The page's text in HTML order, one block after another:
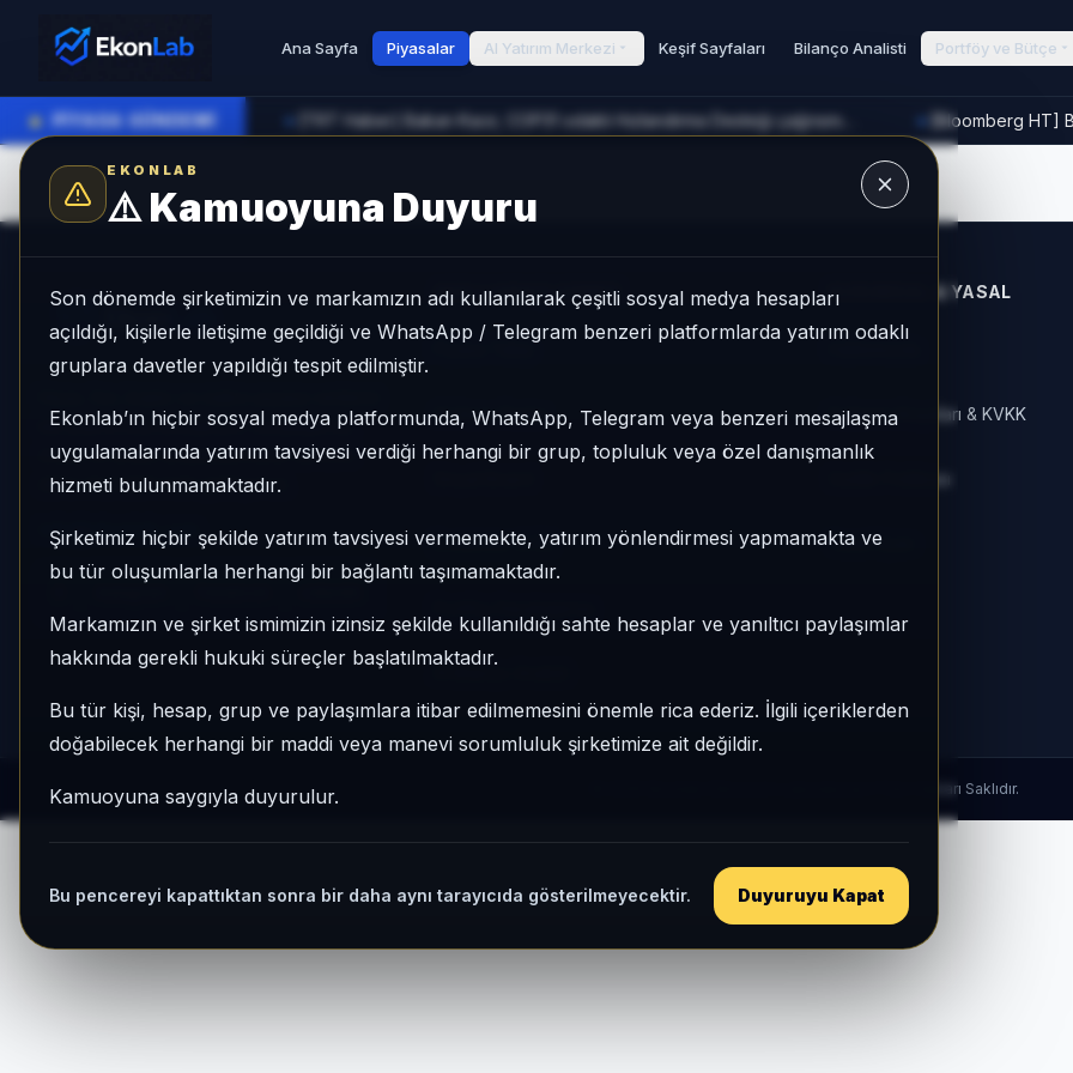
Ana Sayfa Piyasalar AI Yatırım Merkezi Keşif Sayfaları Bilanço Analisti Portföy ve Bütçe
EKONLAB
⚠️Kamuoyuna Duyuru
Son dönemde şirketimizin ve markamızın adı kullanılarak çeşitli sosyal medya hesapları
açıldığı, kişilerle iletişime geçildiği ve WhatsApp / Telegram benzeri platformlarda yatırım odaklı
gruplara davetler yapıldığı tespit edilmiştir.
Ekonlab’ın hiçbir sosyal medya platformunda, WhatsApp, Telegram veya benzeri mesajlaşma
uygulamalarında yatırım tavsiyesi verdiği herhangi bir grup, topluluk veya özel danışmanlık
hizmeti bulunmamaktadır.
Şirketimiz hiçbir şekilde yatırım tavsiyesi vermemekte, yatırım yönlendirmesi yapmamakta ve
bu tür oluşumlarla herhangi bir bağlantı taşımamaktadır.
Markamızın ve şirket ismimizin izinsiz şekilde kullanıldığı sahte hesaplar ve yanıltıcı paylaşımlar
hakkında gerekli hukuki süreçler başlatılmaktadır.
Bu tür kişi, hesap, grup ve paylaşımlara itibar edilmemesini önemle rica ederiz. İlgili içeriklerden
doğabilecek herhangi bir maddi veya manevi sorumluluk şirketimize ait değildir.
Kamuoyuna saygıyla duyurulur.
Bu pencereyi kapattıktan sonra bir daha aynı tarayıcıda gösterilmeyecektir. Duyuruyu Kapat
● PİYASA GÜNDEMİ [Bloomberg HT]
tek platformda birleştiriyor; karşılaştırma,
sinyal ve analiz araçlarıyla karar sürecini
daha okunabilir hale getiriyoruz.
info@ekonlab.com
AKILLI ARAÇLARIMIZ
Piyasa Takip
AI Hisse Radar
Endeksler & RS
KURUMSAL & YASAL
Kullanım Koşulları & KVKK
Gizlilik Politikası
Yasal Uyarı
© 2026 Ekonlab | Ekonomi Laboratuvarı | Tüm Hakları Saklıdır.